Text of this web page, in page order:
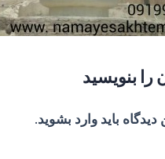
را بنویسید
بایدوارد بشوید.